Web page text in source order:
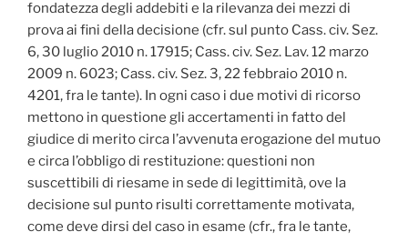
fondatezza degli addebiti e la rilevanza dei mezzi di
prova ai fini della decisione (cfr. sul punto Cass. civ. Sez.
6, 30 luglio 2010 n. 17915; Cass. civ. Sez. Lav. 12 marzo
2009 n. 6023; Cass. civ. Sez. 3, 22 febbraio 2010 n.
4201, fra le tante). In ogni caso i due motivi di ricorso
mettono in questione gli accertamenti in fatto del
giudice di merito circa l’avvenuta erogazione del mutuo
e circa l’obbligo di restituzione: questioni non
suscettibili di riesame in sede di legittimità, ove la
decisione sul punto risulti correttamente motivata,
come deve dirsi del caso in esame (cfr., fra le tante,